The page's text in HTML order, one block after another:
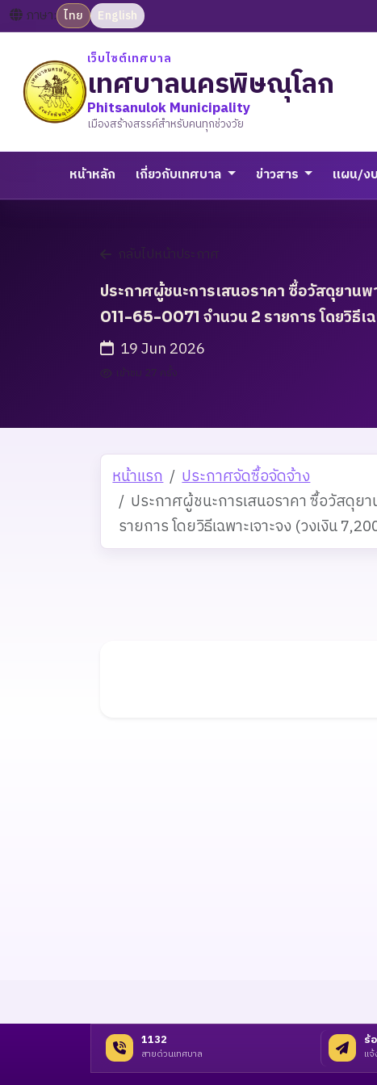
ภาษา: ไทย English
เว็บไซต์เทศบาล
เทศบาลนครพิษณุโลก
Phitsanulok Municipality
เมืองสร้างสรรค์สำหรับคนทุกช่วงวัย
หน้าหลัก เกี่ยวกับเทศบาล ข่าวสาร แผน/ง
กลับไปหน้าประกาศ
ประกาศผู้ชนะการเสนอราคา ซื้อวัสดุยาน
011-65-0071 จำนวน 2 รายการ โดยวิธีเ
19 Jun 2026
เข้าชม 27 ครั้ง
หน้าแรก
ประกาศจัดซื้อจัดจ้าง
ประกาศผู้ชนะการเสนอราคา ซื้อวัสดุย
รายการ โดยวิธีเฉพาะเจาะจง (วงเงิน
1132
สายด่วนเทศบาล
ร้
แ